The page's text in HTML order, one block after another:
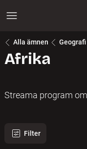
Alla ämnen Geografi
Afrika
Streama program
Filter